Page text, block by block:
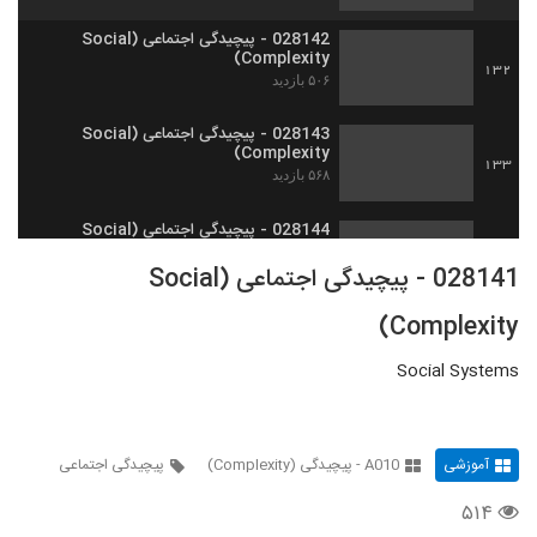
132
028142 - پیچیدگی اجتماعی (Social
Complexity)
۵۰۶ بازدید
133
028143 - پیچیدگی اجتماعی (Social
Complexity)
۵۶۸ بازدید
028144 - پیچیدگی اجتماعی (Social
۵۰۱ بازدید
136
۵۶۶ بازدید
028141 - پیچیدگی اجتماعی (Social
Complexity)
Social Systems
آموزشی A010 - پیچیدگی (Complexity) پیچیدگی اجتماعی
۵۱۴